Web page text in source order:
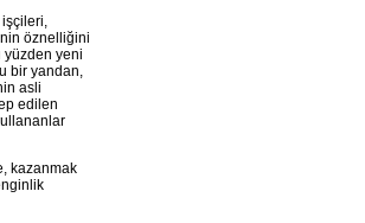
işçileri,
öznelliğini
yüzden yeni
bir yandan,
asli
edilen
kazanmak